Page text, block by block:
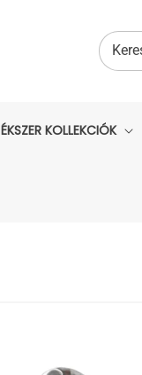
ÉKSZER KOLLEKCIÓK